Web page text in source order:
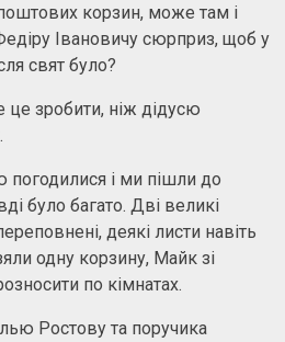
корзин, може там і
Івановичу сюрприз, щоб у
свят було?
зробити, ніж дідусю
погодилися і ми пішли до
було багато. Дві великі
деякі листи навіть
одну корзину, Майк зі
по кімнатах.
Ростову та поручика